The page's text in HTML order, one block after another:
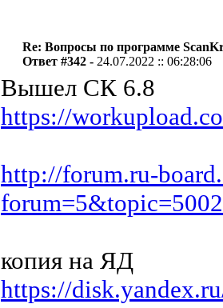
Re: Вопросы по программе
Ответ #342 - 24.07.2022 :: 06:28:06
Вышел СК 6.8
https://
http://forum.ru-
копия на ЯД
https://